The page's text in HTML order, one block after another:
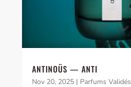
ANTINOÜS — ANTI
Nov 20, 2025| Parfums Validés